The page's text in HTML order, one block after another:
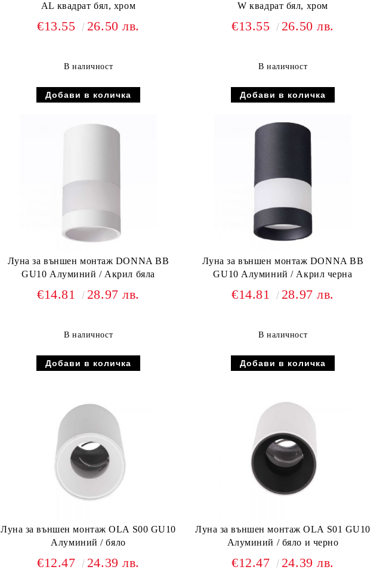
AL квадрат бял, хром
€13.55 26.50 лв.
В наличност
W квадрат бял, хром
€13.55 26.50 лв.
В наличност
Луна за външен монтаж DONNA BB
GU10 Алуминий / Акрил бяла
€14.81 28.97 лв.
В наличност
Луна за външен монтаж DONNA BB
GU10 Алуминий / Акрил черна
€14.81 28.97 лв.
В наличност
Луна за външен монтаж OLA S00 GU10
Алуминий / бяло
€12.47 24.39 лв.
Луна за външен монтаж OLA S01 GU10
Алуминий / бяло и черно
€12.47 24.39 лв.